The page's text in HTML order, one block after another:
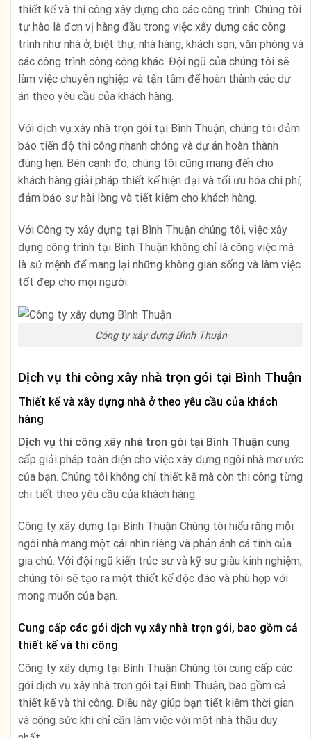
thiết kế và thi công xây dựng cho các công trình. Chúng tôi
tự hào là đơn vị hàng đầu trong việc xây dựng các công
trình như nhà ở, biệt thự, nhà hàng, khách sạn, văn phòng và
các công trình công cộng khác. Đội ngũ của chúng tôi sẽ
làm việc chuyên nghiệp và tận tâm để hoàn thành các dự
án theo yêu cầu của khách hàng.
Với dịch vụ xây nhà trọn gói tại Bình Thuận, chúng tôi đảm
bảo tiến độ thi công nhanh chóng và dự án hoàn thành
đúng hẹn. Bên cạnh đó, chúng tôi cũng mang đến cho
khách hàng giải pháp thiết kế hiện đại và tối ưu hóa chi phí,
đảm bảo sự hài lòng và tiết kiệm cho khách hàng.
Với Công ty xây dựng tại Bình Thuận chúng tôi, việc xây
dựng công trình tại Bình Thuận không chỉ là công việc mà
là sứ mệnh để mang lại những không gian sống và làm việc
tốt đẹp cho mọi người.
Công ty xây dựng Bình Thuận
Dịch vụ thi công xây nhà trọn gói tại Bình Thuận
Thiết kế và xây dựng nhà ở theo yêu cầu của khách
hàng
Dịch vụ thi công xây nhà trọn gói tại Bình Thuận cung
cấp giải pháp toàn diện cho việc xây dựng ngôi nhà mơ ước
của bạn. Chúng tôi không chỉ thiết kế mà còn thi công từng
chi tiết theo yêu cầu của khách hàng.
Công ty xây dựng tại Bình Thuận Chúng tôi hiểu rằng mỗi
ngôi nhà mang một cái nhìn riêng và phản ánh cá tính của
gia chủ. Với đội ngũ kiến trúc sư và kỹ sư giàu kinh nghiệm,
chúng tôi sẽ tạo ra một thiết kế độc đáo và phù hợp với
mong muốn của bạn.
Cung cấp các gói dịch vụ xây nhà trọn gói, bao gồm cả
thiết kế và thi công
Công ty xây dựng tại Bình Thuận Chúng tôi cung cấp các
gói dịch vụ xây nhà trọn gói tại Bình Thuận, bao gồm cả
thiết kế và thi công. Điều này giúp bạn tiết kiệm thời gian
và công sức khi chỉ cần làm việc với một nhà thầu duy